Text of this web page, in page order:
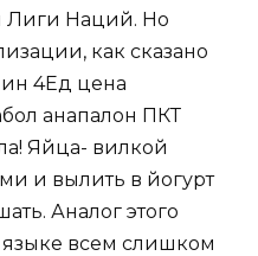
Лиги Наций. Но
как сказано
4Ед цена
анапалон ПКТ
Яйца- вилкой
и вылить в йогурт
Аналог этого
всем слишком